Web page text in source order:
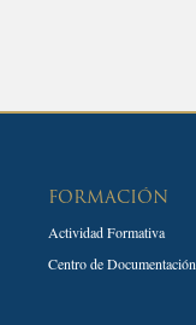
FORMACIÓN
Actividad Formativa
Centro de Documentación